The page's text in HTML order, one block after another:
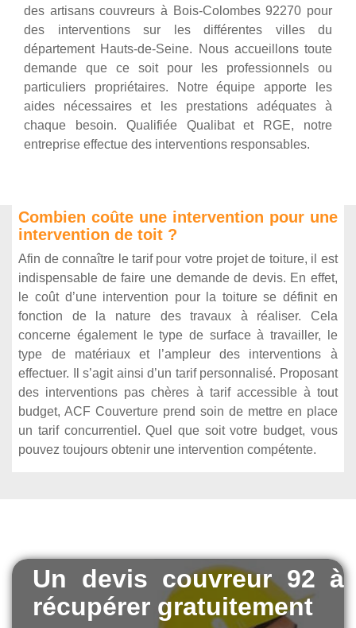
des artisans couvreurs à Bois-Colombes 92270 pour
des interventions sur les différentes villes du
département Hauts-de-Seine. Nous accueillons toute
demande que ce soit pour les professionnels ou
particuliers propriétaires. Notre équipe apporte les
aides nécessaires et les prestations adéquates à
chaque besoin. Qualifiée Qualibat et RGE, notre
entreprise effectue des interventions responsables.
Combien coûte une intervention pour une
intervention de toit ?
Afin de connaître le tarif pour votre projet de toiture, il est
indispensable de faire une demande de devis. En effet,
le coût d’une intervention pour la toiture se définit en
fonction de la nature des travaux à réaliser. Cela
concerne également le type de surface à travailler, le
type de matériaux et l’ampleur des interventions à
effectuer. Il s’agit ainsi d’un tarif personnalisé. Proposant
des interventions pas chères à tarif accessible à tout
budget, ACF Couverture prend soin de mettre en place
un tarif concurrentiel. Quel que soit votre budget, vous
pouvez toujours obtenir une intervention compétente.
Un devis couvreur 92 à
récupérer gratuitement